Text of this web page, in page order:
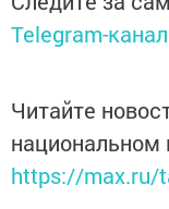
Telegram-
Читайте
https://max.ru/